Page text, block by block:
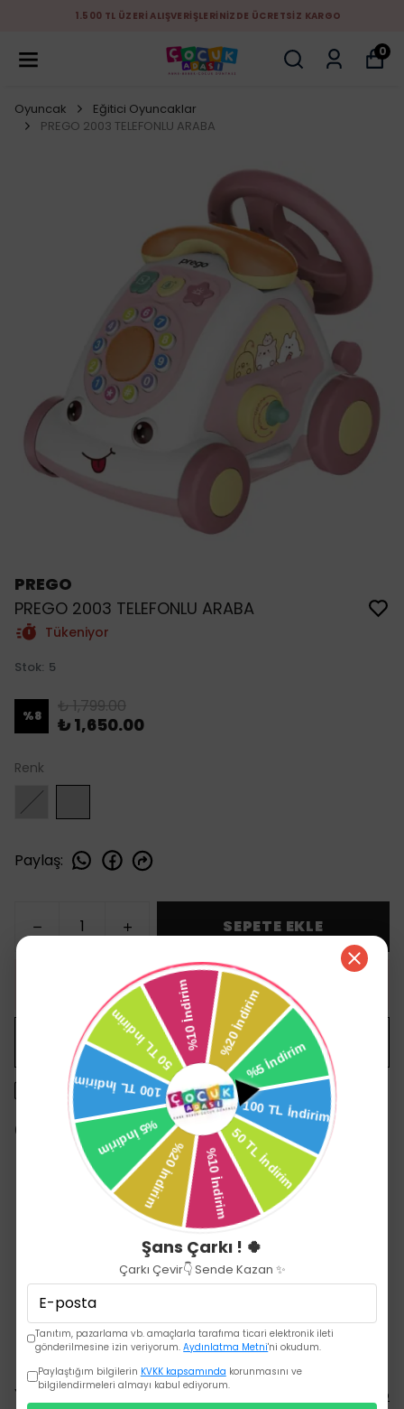
1.500 TL ÜZERİ ALIŞVERİŞLERİNİZDE ÜCRETSİZ KARGO
0
Oyuncak
Eğitici Oyuncaklar
PREGO 2003 TELEFONLU ARABA
PREGO
PREGO 2003 TELEFONLU ARABA
Tükeniyor
Stok: 5
%8 ₺ 1,799.00
₺ 1,650.00
Renk
Paylaş:
SEPETE EKLE
HEMEN AL
WHATSAPP
1500 TL üzeri ücretsiz kargo
14 gün içinde iade değişim
Ürün Açıklaması
18 ay ve üzeri için uygundur.
Evrensel seyahat fonksiyonu.
Sosyal etkileşim egzersizi.
Sürüş sahnesi simülasyonu.
Dijital telefon Akıllı hamle.
Akıllı uyku.
Yorumlar Yorum Yap
Şans Çarkı ! 🍀
Çarkı Çevir👇 Sende Kazan ✨
Tanıtım, pazarlama vb. amaçlarla tarafıma ticari elektronik ileti
gönderilmesine izin veriyorum.Aydınlatma Metni'ni okudum.
Paylaştığım bilgilerin KVKK kapsamında korunmasını ve
bilgilendirmeleri almayı kabul ediyorum.